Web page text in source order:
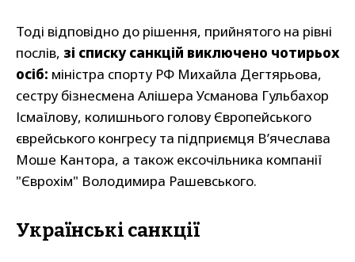
Тоді відповідно до рішення, прийнятого на рівні
послів, зі списку санкцій виключено чотирьох
осіб: міністра спорту РФ Михайла Дегтярьова,
сестру бізнесмена Алішера Усманова Гульбахор
Ісмаїлову, колишнього голову Європейського
єврейського конгресу та підприємця В’ячеслава
Моше Кантора, а також ексочільника компанії
"Єврохім" Володимира Рашевського.
Українські санкції